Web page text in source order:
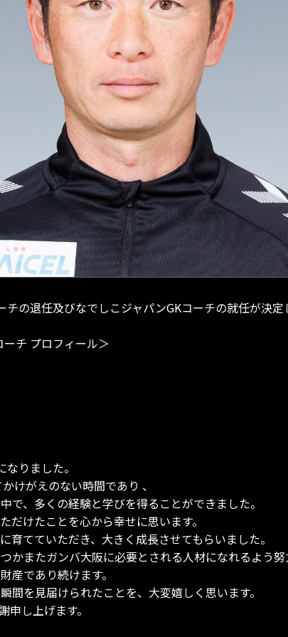
の退任及びなでしこジャパンGKコーチの就任が決定
チ プロフィール＞
りました。
けがえのない時間であり 、
、多くの経験と学びを得ることができました。
けたことを心から幸せに思います。
てていただき、大きく成長させてもらいました。
またガンバ大阪に必要とされる人材になれるよう努
産であり続けます。
を見届けられたことを、大変嬉しく思います。
し上げます。